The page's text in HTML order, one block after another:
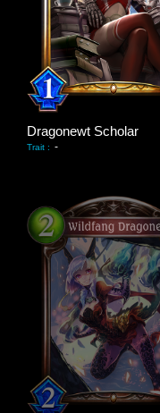
Dragonewt Scholar
Trait : -